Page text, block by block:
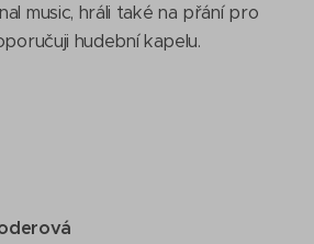
music, hráli také na přání pro
hudební kapelu.